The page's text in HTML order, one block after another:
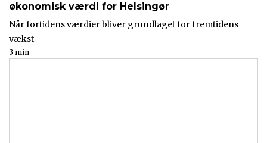
økonomisk værdi for Helsingør
Når fortidens værdier bliver grundlaget for fremtidens
vækst
3 min